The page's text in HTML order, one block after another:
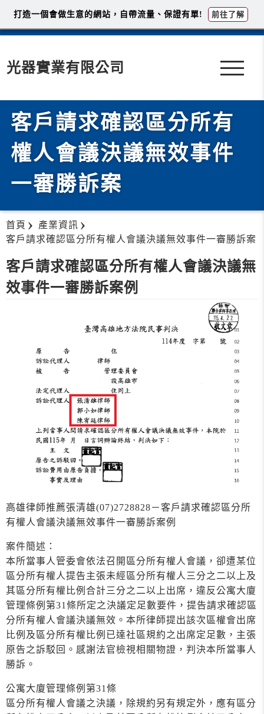
光器實業有限公司
客戶請求確認區分所有
權人會議決議無效事件
一審勝訴案
首頁
產業資訊
客戶請求確認區分所有權人會議決議無效事件一審勝訴案
客戶請求確認區分所有權人會議決議無
效事件一審勝訴案例
高雄律師推薦張清雄(07)2728828－客戶請求確認區分所
有權人會議決議無效事件一審勝訴案例
案件簡述：
本所當事人管委會依法召開區分所有權人會議，卻遭某位
區分所有權人提告主張未經區分所有權人三分之二以上及
其區分所有權比例合計三分之二以上出席，違反公寓大廈
管理條例第31條所定之決議定足數要件，提告請求確認區
分所有權人會議決議無效。本所律師提出該次區權會出席
比例及區分所有權比例已達社區規約之出席定足數，主張
原告之訴駁回。感謝法官檢視相關物證，判決本所當事人
勝訴。
公寓大廈管理條例第31條
區分所有權人會議之決議，除規約另有規定外，應有區分
打造一個會做生意的網站，自帶流量、保證有單! 前往了解